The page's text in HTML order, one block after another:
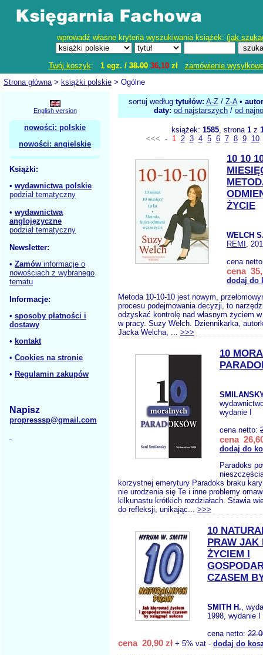
wprowadź własne kryteria wyszukiwania książek: (jak
Twój koszyk: 1 egz. /38.00 36,10zł
zamówienie
Strona główna> książki polskie > Ogólne
English version
nowości: polskie
nowości: angielskie
Książki:
• wydawnictwa polskie
podział tematyczny
• wydawnictwa
anglojęzyczne
podział tematyczny
Newsletter:
• Zamów informacje o
nowościach z wybranego
tematu
Informacje:
• sposoby płatności i
dostawy
• kontakt
• Cookies na stronie
• Regulamin zakupów
Napisz
propresssp@gmail.com
sortuj według tytułów: A-Z / Z-A•
daty: od najstarszych / od
książek: 1585, strona 1z
<<< - 1 2 3 4 5 6 7 8 9 10
10 10
ŻYCIE
WELCH
REMI ,
cena
cena
dodaj do
Metoda 10-10-10 jest nowym,
procesu podejmowania decyzji, to
odzyskać kontrolę nad własnym życiem
w pracy. Suzy Welch. Dziennikarka,
Jacka Welcha, ... >>>
10
wydanie I
cena netto:
cena
dodaj do
Paradoks
korzystnej emerytury Paradoks braku
nie urodzenia się Te i inne problemy
kilkunastu krótkich rozdziałach. Stawia
do refleksji, unikając... >>>
10
PRAW JAK
ŻYCIEM I
CZASEM
SMITH H.,
1998, wydanie I
cena netto:
cena 20,90 zł + 5% vat - dodaj do